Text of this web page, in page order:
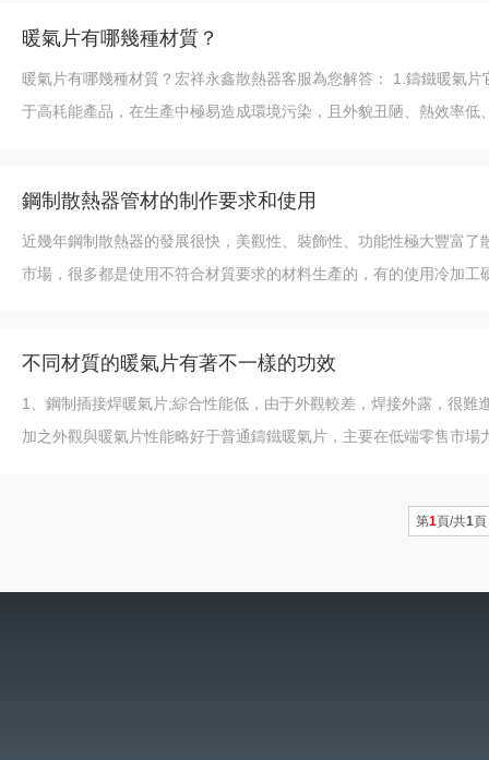
暖氣片有哪幾種材質？
暖氣片有哪幾種材質？宏祥永鑫散熱器客服為您解答： 1.鑄鐵暖氣片它的優點是能適用于任何水質和外部環境，不易被腐蝕，被稱為和建筑物同壽命的暖氣片。鑄鐵暖氣片的缺點是，它屬
鋼制散熱器管材的制作要求和使用
近幾年鋼制散熱器的發展很快，美觀性、裝飾性、功能性極大豐富
市場，很多都是使用不符合材質要求的材料生產的，有的使用冷加
不同材質的暖氣片有著不一樣的功效
1、鋼制插接焊暖氣片;綜合性能低，由于外觀較差，焊接外露，很
加之外觀與暖氣片性能略好于普通鑄鐵暖氣片，主要在低端零售市
第1頁/共1頁